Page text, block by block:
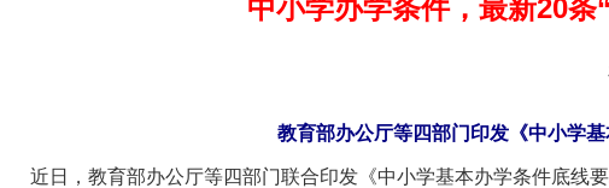
中小学办学条件，最新20条
教育部办公厅等四部门印发《中小学基
近日，教育部办公厅等四部门联合印发《中小学基本办学条件底线